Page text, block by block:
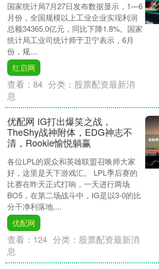
国家统计局7月27日发布数据显示，1—6
月份，全国规模以上工业企业实现利润
总额34365.0亿元，同比下降1.8%。国家
统计局工业司统计师于卫宁表示，6月
份，规....
红启网
查看：84 分类： 股票配资最新消
息
优配网 IG打出爆笑之战，
TheShy战神附体，EDG神志不
清，Rookie愉悦躺赢
各位LPL的观众和英雄联盟召唤师大家
好，这里是天下游戏汇。 LPL季后赛的
比赛在昨天正式打响，一天进行两场
BO5，在第二场战斗中，IG是以3-0的比
分干净利落地....
优配网
查看： 124 分类： 股票配资最新消
息